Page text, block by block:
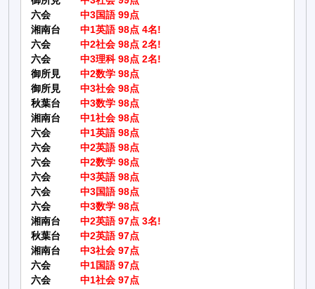
六会
中3国語 99点
湘南台
中1英語 98点 4名!
六会
中2社会 98点 2名!
六会
中3理科 98点 2名!
御所見
中2数学 98点
御所見
中3社会 98点
秋葉台
中3数学 98点
湘南台
中1社会 98点
六会
中1英語 98点
六会
中2英語 98点
六会
中2数学 98点
六会
中3英語 98点
六会
中3国語 98点
六会
中3数学 98点
湘南台
中2英語 97点 3名!
秋葉台
中2英語 97点
湘南台
中3社会 97点
六会
中1国語 97点
六会
中1社会 97点